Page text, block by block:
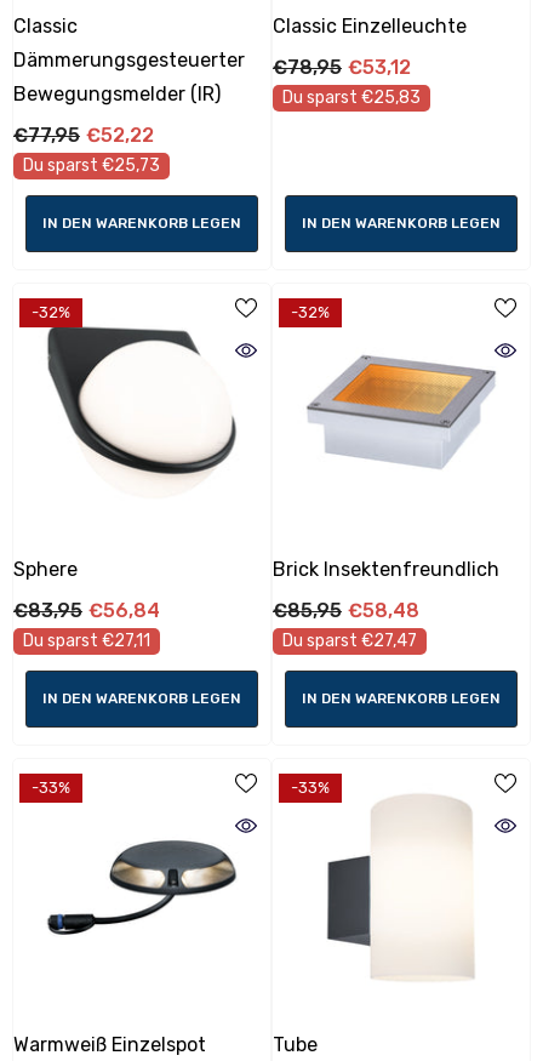
Classic
Dämmerungsgesteuerter
Bewegungsmelder (IR)
€77,95 €52,22
Du sparst €25,73
IN DEN WARENKORB LEGEN
Classic Einzelleuchte
€78,95 €53,12
Du sparst €25,83
IN DEN WARENKORB LEGEN
-32%
Sphere
€83,95 €56,84
Du sparst €27,11
IN DEN WARENKORB LEGEN
-32%
Brick Insektenfreundlich
€85,95 €58,48
Du sparst €27,47
IN DEN WARENKORB LEGEN
-33%
Warmweiß Einzelspot
-33%
Tube